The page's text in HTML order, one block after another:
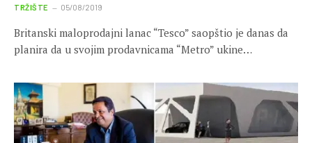
TRŽIŠTE 05/08/2019
Britanski maloprodajni lanac “Tesco” saopštio je danas da
planira da u svojim prodavnicama “Metro” ukine…